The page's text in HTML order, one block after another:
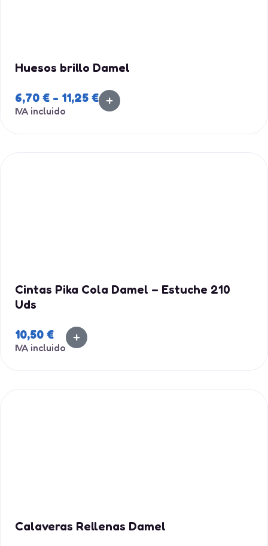
Huesos brillo Damel
6,70 € - 11,25 €
IVA incluido
Cintas Pika Cola Damel – Estuche 210
Uds
10,50 €
IVA incluido
Calaveras Rellenas Damel